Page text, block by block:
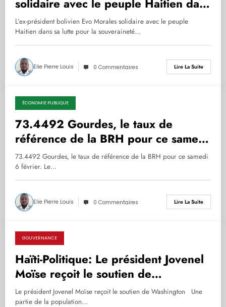
solidaire avec le peuple Haitien dans
sa lutte pour la souveraineté
populaire
L’ex-président bolivien Evo Morales solidaire avec le peuple
Haitien dans sa lutte pour la souveraineté…
Elie Pierre Louis 0 Commentaires Lire La Suite
06.02.2021
ÉCONOMIE PUBLIQUE
73.4492 Gourdes, le taux de
référence de la BRH pour ce samedi
6 février 2021
73.4492 Gourdes, le taux de référence de la BRH pour ce samedi
6 février. Le…
Elie Pierre Louis 0 Commentaires Lire La Suite
05.02.2021
GOUVERNANCE
Haïti-Politique: Le président Jovenel
Moïse reçoit le soutien de
Washington
Le président Jovenel Moïse reçoit le soutien de Washington Une
partie de la population…